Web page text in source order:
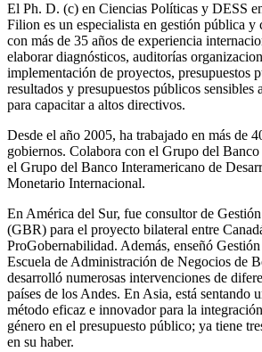
El Ph. D. (c) en Ciencias Políticas y DESS
Filion es un especialista en gestión pública y
con más de 35 años de experiencia
elaborar diagnósticos, auditorías
implementación de proyectos, presupuestos
resultados y presupuestos públicos sensibles
para capacitar a altos directivos.
Desde el año 2005, ha trabajado en más de
gobiernos. Colabora con el Grupo del
el Grupo del Banco Interamericano de
Monetario Internacional.
En América del Sur, fue consultor de
(GBR) para el proyecto bilateral entre
ProGobernabilidad. Además, enseñó
Escuela de Administración de Negocios de
desarrolló numerosas intervenciones de
países de los Andes. En Asia, está sentando
método eficaz e innovador para la
género en el presupuesto público; ya tiene
en su haber.